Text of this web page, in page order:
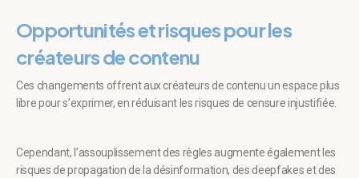
Opportunités et risques pour les
créateurs de contenu
Ces changements offrent aux créateurs de contenu un espace plus
libre pour s’exprimer, en réduisant les risques de censure injustifiée.
Cependant, l’assouplissement des règles augmente également les
risques de propagation de la désinformation, des deepfakes et des